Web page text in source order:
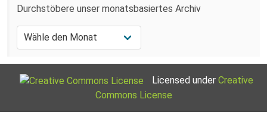
Durchstöbere unser monatsbasiertes Archiv
Licensed under Creative
Commons License